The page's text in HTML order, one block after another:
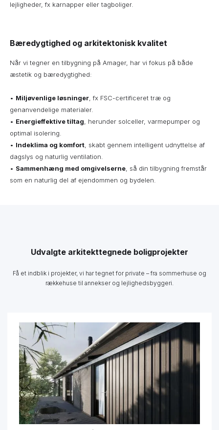
lejligheder, fx karnapper eller tagboliger.
Bæredygtighed og arkitektonisk kvalitet
Når vi tegner en tilbygning på Amager, har vi fokus på både
æstetik og bæredygtighed:
• Miljøvenlige løsninger, fx FSC-certificeret træ og
genanvendelige materialer.
• Energieffektive tiltag, herunder solceller, varmepumper og
optimal isolering.
• Indeklima og komfort, skabt gennem intelligent udnyttelse af
dagslys og naturlig ventilation.
• Sammenhæng med omgivelserne, så din tilbygning fremstår
som en naturlig del af ejendommen og bydelen.
Udvalgte arkitekttegnede boligprojekter
Få et indblik i projekter, vi har tegnet for private – fra sommerhuse og
rækkehuse til annekser og lejlighedsbyggeri.